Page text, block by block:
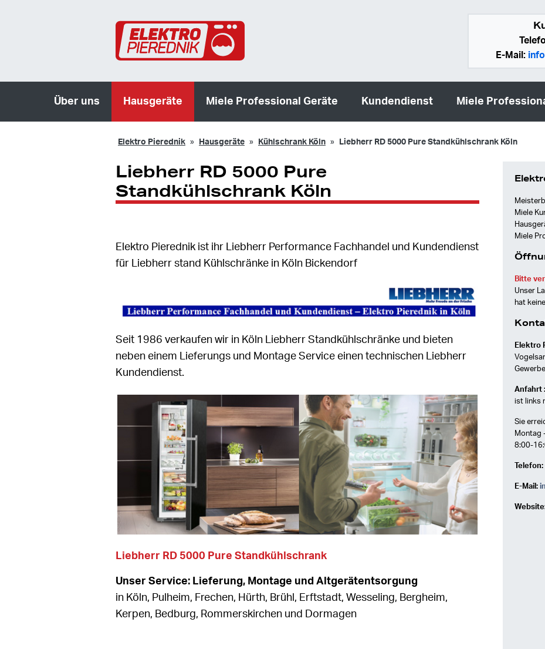
E-Mail:
Über uns Hausgeräte Miele Professional Geräte Kundendienst Miele
Elektro Pierednik Hausgeräte Kühlschrank Köln Liebherr RD 5000 Pure Standkühlschrank Köln
Liebherr RD 5000 Pure
Standkühlschrank Köln
Elektro Pierednik ist ihr Liebherr Performance Fachhandel und Kundendienst
für Liebherr stand Kühlschränke in Köln Bickendorf
Seit 1986 verkaufen wir in Köln Liebherr Standkühlschränke und bieten
neben einem Lieferungs und Montage Service einen technischen Liebherr
Kundendienst.
Liebherr RD 5000 Pure Standkühlschrank
Unser Service: Lieferung, Montage und Altgerätentsorgung
in Köln, Pulheim, Frechen, Hürth, Brühl, Erftstadt, Wesseling, Bergheim,
Kerpen, Bedburg, Rommerskirchen und Dormagen
Miele
Miele
Bitte
Unser
hat
Elektro
Anfahrt :
ist links
Sie
Montag
8:00-
Telefon:
E-Mail: